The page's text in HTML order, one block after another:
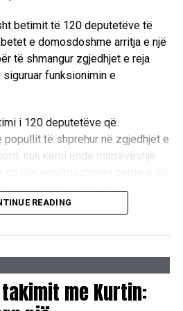
betimit të 120 deputetëve të
e domosdoshme arritja e një
të shmangur zgjedhjet e reja
funksionimin e
i 120 deputetëve që
të shprehur në zgjedhjet e
nuk kemi ende marrëveshje
e zgjedhjeve të reja
sikurse ato të mëhershmet do
shtetit dhe për ekonominë e
ndryshe përveçse pa
e zgjedhjes së presidentit apo
READING
me Kurtin: